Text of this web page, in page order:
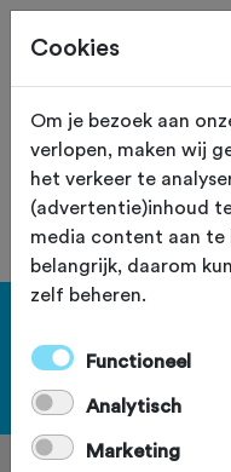
Site staat in teststand
XS
De vereniging
Cookies
Om je bezoek aan
verlopen, maken wij
het verkeer te
(advertentie)inhoud
media content aan te
belangrijk, daarom
zelf beheren.
Functioneel
Analytisch
Marketing